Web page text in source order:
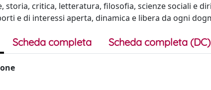
storia, critica, letteratura, filosofia, scienze sociali e
e di interessi aperta, dinamica e libera da ogni
Scheda completa Scheda completa (DC)